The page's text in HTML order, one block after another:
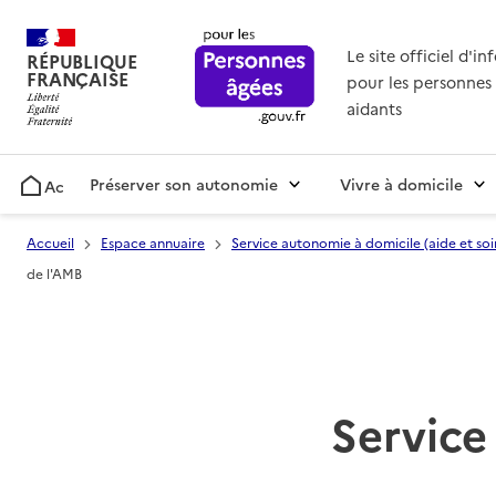
RÉPUBLIQUE
FRANÇAISE
Le site officiel
pour les personnes
aidants
AccueilPréserver son autonomie Vivre à domicile
Accueil Espace annuaire Service autonomie à domicile (aide et
de l'AMB